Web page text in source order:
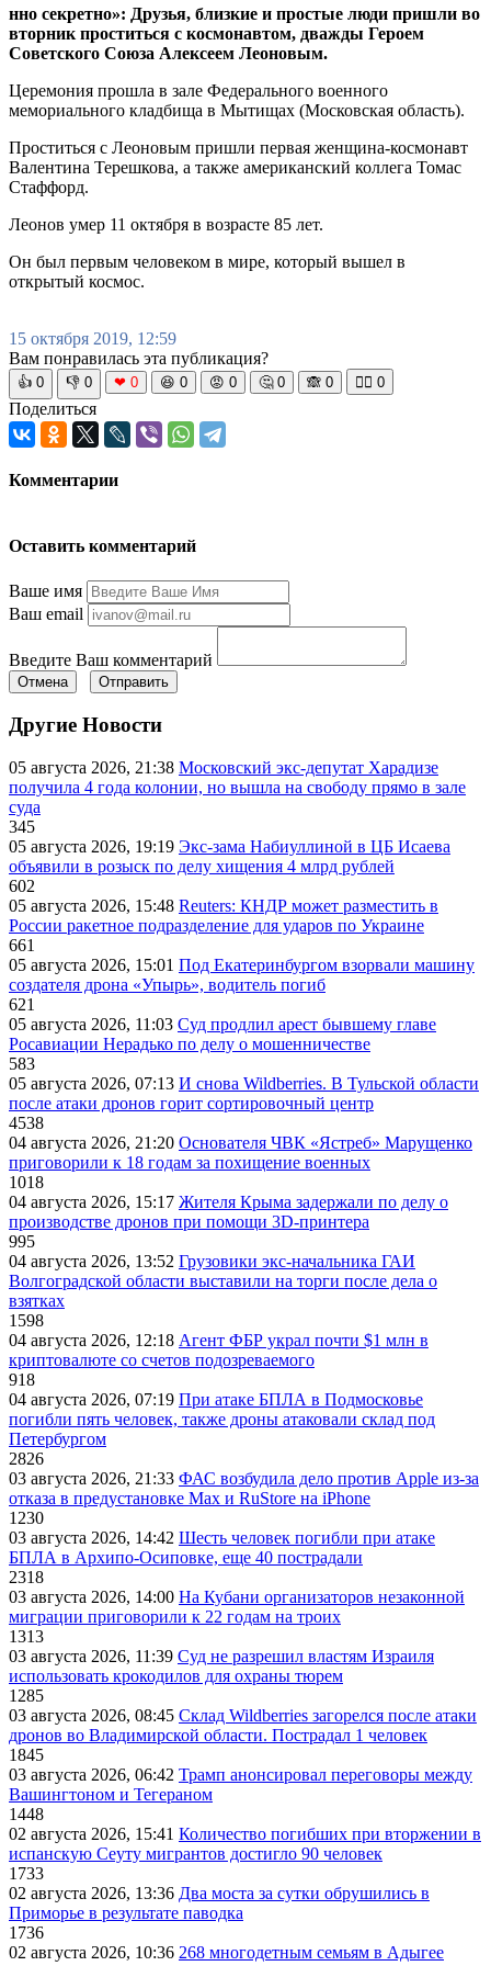
нно секретно»: Друзья, близкие и простые люди пришли во
вторник проститься с космонавтом, дважды Героем
Советского Союза Алексеем Леоновым.
Церемония прошла в зале Федерального военного
мемориального кладбища в Мытищах (Московская область).
Проститься с Леоновым пришли первая женщина-космонавт
Валентина Терешкова, а также американский коллега Томас
Стаффорд.
Леонов умер 11 октября в возрасте 85 лет.
Он был первым человеком в мире, который вышел в
открытый космос.
15 октября 2019, 12:59
Вам понравилась эта публикация?
👍 0 👎 0 ❤ 0 😆 0 😡 0 🤔 0 🙈 0 🧘‍♀️ 0
Поделиться
Комментарии
Оставить комментарий
Ваше имя
Ваш email
Введите Ваш комментарий
Отмена Отправить
Другие Новости
05 августа 2026, 21:38 Московский экс-депутат Харадизе
получила 4 года колонии, но вышла на свободу прямо в зале
суда
345
05 августа 2026, 19:19 Экс-зама Набиуллиной в ЦБ Исаева
объявили в розыск по делу хищения 4 млрд рублей
602
05 августа 2026, 15:48 Reuters: КНДР может разместить в
России ракетное подразделение для ударов по Украине
661
05 августа 2026, 15:01 Под Екатеринбургом взорвали машину
создателя дрона «Упырь», водитель погиб
621
05 августа 2026, 11:03 Суд продлил арест бывшему главе
Росавиации Нерадько по делу о мошенничестве
583
05 августа 2026, 07:13 И снова Wildberries. В Тульской области
после атаки дронов горит сортировочный центр
4538
04 августа 2026, 21:20 Основателя ЧВК «Ястреб» Марущенко
приговорили к 18 годам за похищение военных
1018
04 августа 2026, 15:17 Жителя Крыма задержали по делу о
производстве дронов при помощи 3D‑принтера
995
04 августа 2026, 13:52 Грузовики экс-начальника ГАИ
Волгоградской области выставили на торги после дела о
взятках
1598
04 августа 2026, 12:18 Агент ФБР украл почти $1 млн в
криптовалюте со счетов подозреваемого
918
04 августа 2026, 07:19 При атаке БПЛА в Подмосковье
погибли пять человек, также дроны атаковали склад под
Петербургом
2826
03 августа 2026, 21:33 ФАС возбудила дело против Apple из-за
отказа в предустановке Max и RuStore на iPhone
1230
03 августа 2026, 14:42 Шесть человек погибли при атаке
БПЛА в Архипо-Осиповке, еще 40 пострадали
2318
03 августа 2026, 14:00 На Кубани организаторов незаконной
миграции приговорили к 22 годам на троих
1313
03 августа 2026, 11:39 Суд не разрешил властям Израиля
использовать крокодилов для охраны тюрем
1285
03 августа 2026, 08:45 Склад Wildberries загорелся после атаки
дронов во Владимирской области. Пострадал 1 человек
1845
03 августа 2026, 06:42 Трамп анонсировал переговоры между
Вашингтоном и Тегераном
1448
02 августа 2026, 15:41 Количество погибших при вторжении в
испанскую Сеуту мигрантов достигло 90 человек
1733
02 августа 2026, 13:36 Два моста за сутки обрушились в
Приморье в результате паводка
1736
02 августа 2026, 10:36 268 многодетным семьям в Адыгее